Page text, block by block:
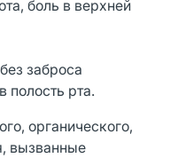
боль в верхней
заброса
рта.
органического,
вызванные